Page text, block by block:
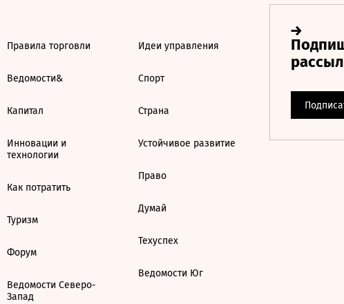
Правила торговли
Ведомости&
Капитал
Инновации и
технологии
Как потратить
Туризм
Форум
Ведомости Северо-
Запад
Идеи управления
Спорт
Страна
Устойчивое развитие
Право
Думай
Техуспех
Ведомости Юг